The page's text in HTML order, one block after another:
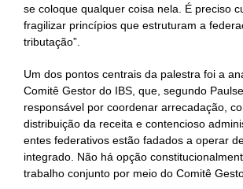
se coloque qualquer coisa nela. É preciso
fragilizar princípios que estruturam a
tributação”.
Um dos pontos centrais da palestra foi a
Comitê Gestor do IBS, que, segundo
responsável por coordenar arrecadação,
distribuição da receita e contencioso
entes federativos estão fadados a operar
integrado. Não há opção
trabalho conjunto por meio do Comitê